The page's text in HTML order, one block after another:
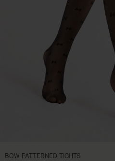
BOW PATTERNED TIGHTS